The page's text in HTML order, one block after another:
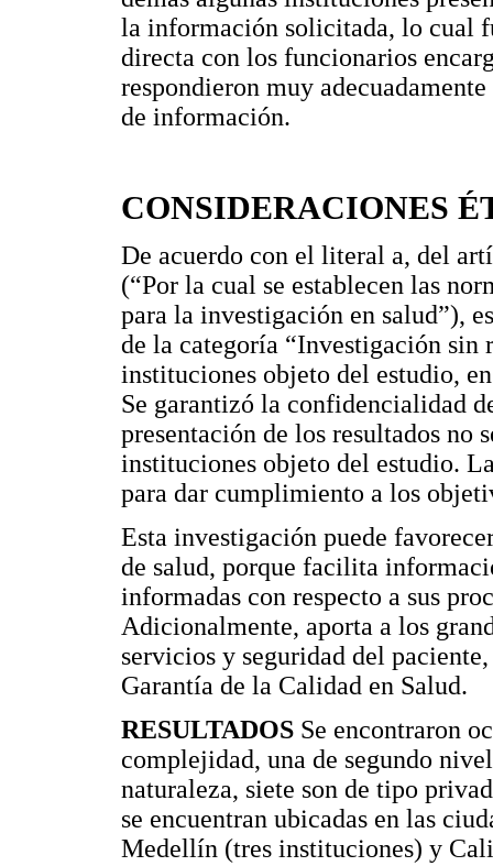
la información solicitada, lo cual
directa con los funcionarios
respondieron muy
de información.
CONSIDERACIONES
De acuerdo con el literal a, del
(“Por la cual se establecen las
para la investigación en salud”),
de la categoría “Investigación sin
instituciones objeto del estudio,
Se garantizó la confidencialidad
presentación de los resultados no
instituciones objeto del estudio.
para dar cumplimiento a los
Esta investigación puede
de salud, porque facilita
informadas con respecto a sus
Adicionalmente, aporta a los
servicios y seguridad del
Garantía de la Calidad en Salud.
RESULTADOS Se encontraron
complejidad, una de segundo
naturaleza, siete son de tipo
se encuentran ubicadas en las
Medellín (tres instituciones) y